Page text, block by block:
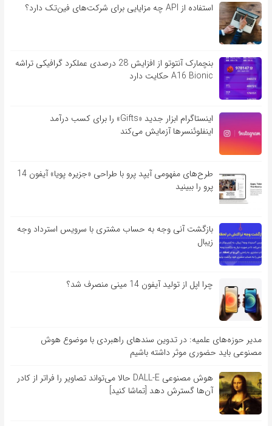
استفاده از API چه مزایایی برای شرکت‌های فین‌تک دارد؟
بنچمارک آنتوتو از افزایش 28 درصدی عملکرد گرافیکی تراشه
A16 Bionic حکایت دارد
اینستاگرام ابزار جدید «Gifts» را برای کسب درآمد
اینفلوئنسرها آزمایش می‌کند
طرح‌های مفهومی آیپد پرو با طراحی «جزیره پویا» آیفون 14
پرو را ببینید
بازگشت آنی وجه به حساب مشتری با سرویس استرداد وجه
زیبال
چرا اپل از تولید آیفون 14 مینی منصرف شد؟
مدیر حوزه‌های علمیه: در تدوین سندهای راهبردی با موضوع هوش
مصنوعی باید حضوری موثر داشته باشیم
هوش مصنوعی DALL-E حالا می‌تواند تصاویر را فراتر از کادر
آن‌ها گسترش دهد [تماشا کنید]